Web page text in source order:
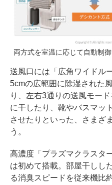
両方式を室温に応じて自動制
送風口には「広角ワイドル
5cmの広範囲に除湿された
り、左右3通りの送風モー
に干したり、靴やバスマッ
させたりといった、さまざ
う。
高濃度「プラズマクラスタ
は初めて搭載。部屋干しし
る消臭スピードを従来機比